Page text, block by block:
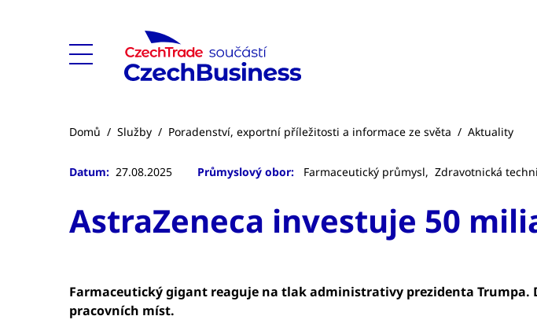
Domů / Služby / Poradenství, exportní příležitosti a informace ze světa / Aktuality
Datum: 27.08.2025 Průmyslový obor: Farmaceutický průmysl, Zdravotnická
AstraZeneca investuje 50
Farmaceutický gigant reaguje na tlak administrativy prezidenta Trumpa.
pracovních míst.